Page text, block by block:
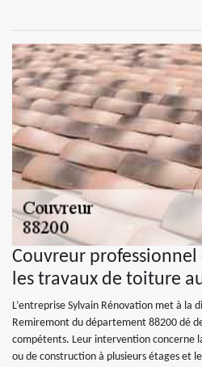
Couvreur
les travaux de toiture
L’entreprise Sylvain Rénovation met à la
Remiremont du département 88200 dé
compétents. Leur intervention concerne
ou de construction à plusieurs étages et